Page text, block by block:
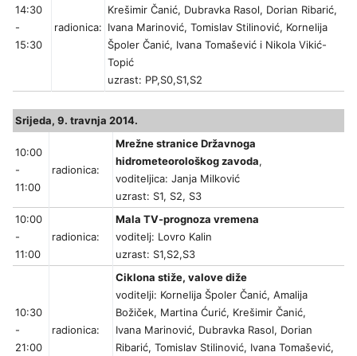
14:30
-
15:30
radionica:
Krešimir Čanić, Dubravka Rasol, Dorian Ribarić,
Ivana Marinović, Tomislav Stilinović, Kornelija
Špoler Čanić, Ivana Tomašević i Nikola Vikić-
Topić
uzrast: PP,S0,S1,S2
Srijeda, 9. travnja 2014.
10:00
-
11:00
radionica:
Mrežne stranice Državnoga
hidrometeorološkog zavoda,
voditeljica: Janja Milković
uzrast: S1, S2, S3
10:00
-
11:00
radionica:
Mala TV-prognoza vremena
voditelj: Lovro Kalin
uzrast: S1,S2,S3
10:30
-
21:00
radionica:
Ciklona stiže, valove diže
voditelji: Kornelija Špoler Čanić, Amalija
Božiček, Martina Ćurić, Krešimir Čanić,
Ivana Marinović, Dubravka Rasol, Dorian
Ribarić, Tomislav Stilinović, Ivana Tomašević,